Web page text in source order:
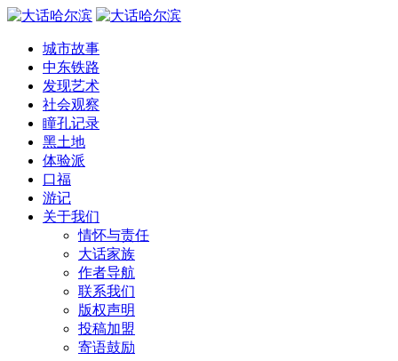
城市故事
中东铁路
发现艺术
社会观察
瞳孔记录
黑土地
体验派
口福
游记
关于我们
情怀与责任
大话家族
作者导航
联系我们
版权声明
投稿加盟
寄语鼓励